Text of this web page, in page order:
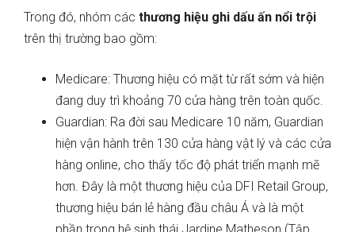
Trong đó, nhóm các thương hiệu ghi dấu ấn nổi trội
trên thị trường bao gồm:
Medicare: Thương hiệu có mặt từ rất sớm và hiện
đang duy trì khoảng 70 cửa hàng trên toàn quốc.
Guardian: Ra đời sau Medicare 10 năm, Guardian
hiện vận hành trên 130 cửa hàng vật lý và các cửa
hàng online, cho thấy tốc độ phát triển mạnh mẽ
hơn. Đây là một thương hiệu của DFI Retail Group,
thương hiệu bán lẻ hàng đầu châu Á và là một